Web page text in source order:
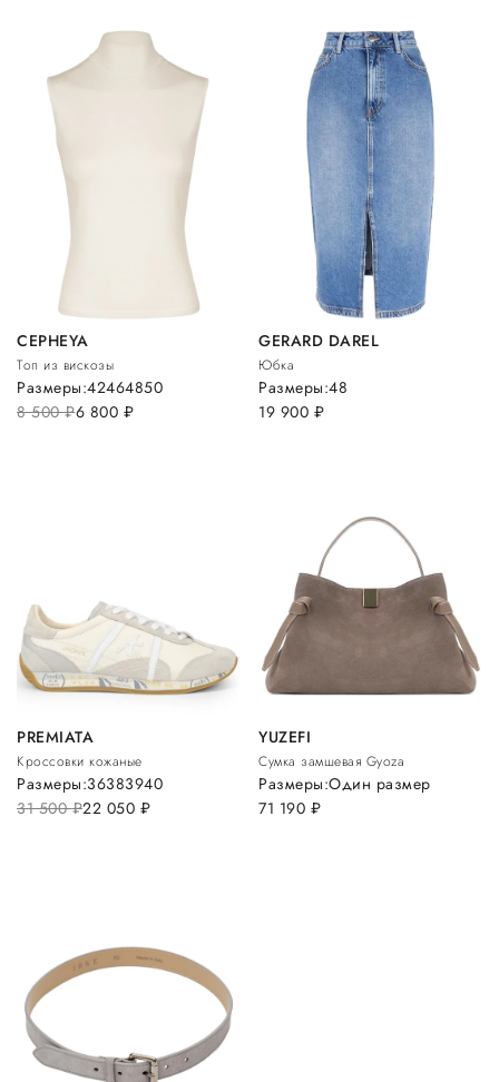
CEPHEYA
Топ из вискозы
8 500руб.6 800 руб.
Размеры:42464850
GERARD DAREL
Юбка
19 900 руб.
Размеры:48
PREMIATA
Кроссовки кожаные
31 500руб.22 050 руб.
Размеры:36383940
YUZEFI
Сумка замшевая Gyoza
71 190 руб.
Размеры:Один размер